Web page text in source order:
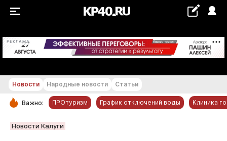
РЕКЛАМА +23...+24 °С
РУБРИКИ
Новости Народные новости Статьи
Важно: ПРОтуризм График отключений воды Клиника
Новости Калуги